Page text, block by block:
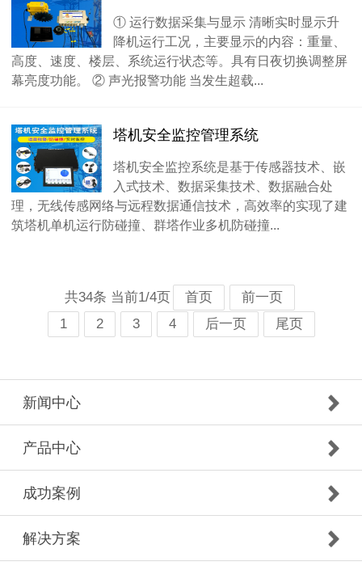
① 运行数据采集与显示 清晰实时显示升
降机运行工况，主要显示的内容：重量、
高度、速度、楼层、系统运行状态等。具有日夜切换调整屏
幕亮度功能。 ② 声光报警功能 当发生超载...
塔机安全监控管理系统
塔机安全监控系统是基于传感器技术、嵌
入式技术、数据采集技术、数据融合处
理，无线传感网络与远程数据通信技术，高效率的实现了建
筑塔机单机运行防碰撞、群塔作业多机防碰撞...
共34条 当前1/4页 首页
前一页
1
2 3 4 后一页 尾页
新闻中心
产品中心
成功案例
解决方案